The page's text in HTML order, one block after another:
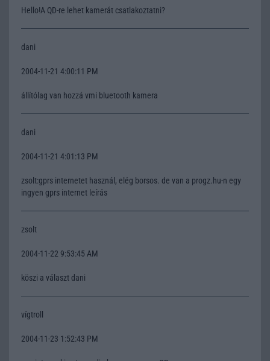
Hello!A QD-re lehet kamerát csatlakoztatni?
dani
2004-11-21 4:00:11 PM
állítólag van hozzá vmi bluetooth kamera
dani
2004-11-21 4:01:13 PM
zsolt:gprs internetet használ, elég borsos. de van a progz.hu-n egy
ingyen gprs internet leírás
zsolt
2004-11-22 9:53:45 AM
köszi a választ dani
vígtroll
2004-11-23 1:52:43 PM